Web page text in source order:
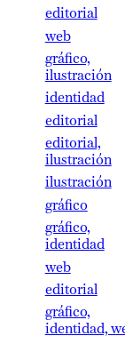
editorial
web
gráfico,
ilustración
identidad
editorial
editorial,
ilustración
ilustración
gráfico
gráfico,
identidad
web
editorial
gráfico,
identidad,